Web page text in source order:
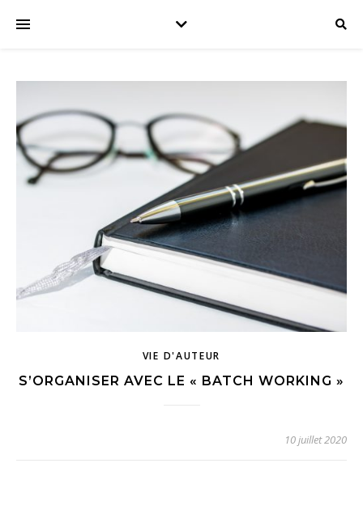
VIE D'AUTEUR
S’ORGANISER AVEC LE « BATCH WORKING »
10 juillet 2020